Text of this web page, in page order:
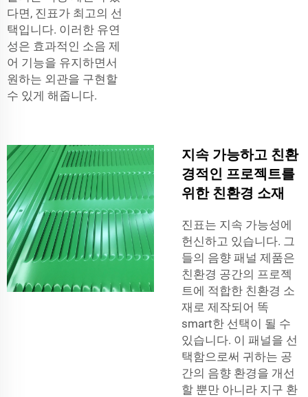
다면, 진표가 최고의 선
택입니다. 이러한 유연
성은 효과적인 소음 제
어 기능을 유지하면서
원하는 외관을 구현할
수 있게 해줍니다.
지속 가능하고 친환
경적인 프로젝트를
위한 친환경 소재
진표는 지속 가능성에
헌신하고 있습니다. 그
들의 음향 패널 제품은
친환경 공간의 프로젝
트에 적합한 친환경 소
재로 제작되어 똑
smart한 선택이 될 수
있습니다. 이 패널을 선
택함으로써 귀하는 공
간의 음향 환경을 개선
할 뿐만 아니라 지구 환